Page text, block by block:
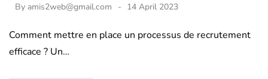
By amis2web@gmail.com 14 April 2023
Comment mettre en place un processus de recrutement
efficace ? Un…